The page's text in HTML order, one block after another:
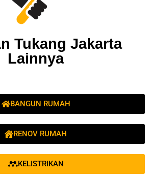
Tukang Jakarta
Lainnya
BANGUN RUMAH
RENOV RUMAH
KELISTRIKAN